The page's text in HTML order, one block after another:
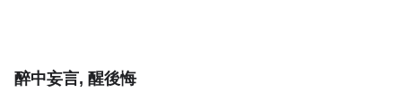
醉中妄言, 醒後悔